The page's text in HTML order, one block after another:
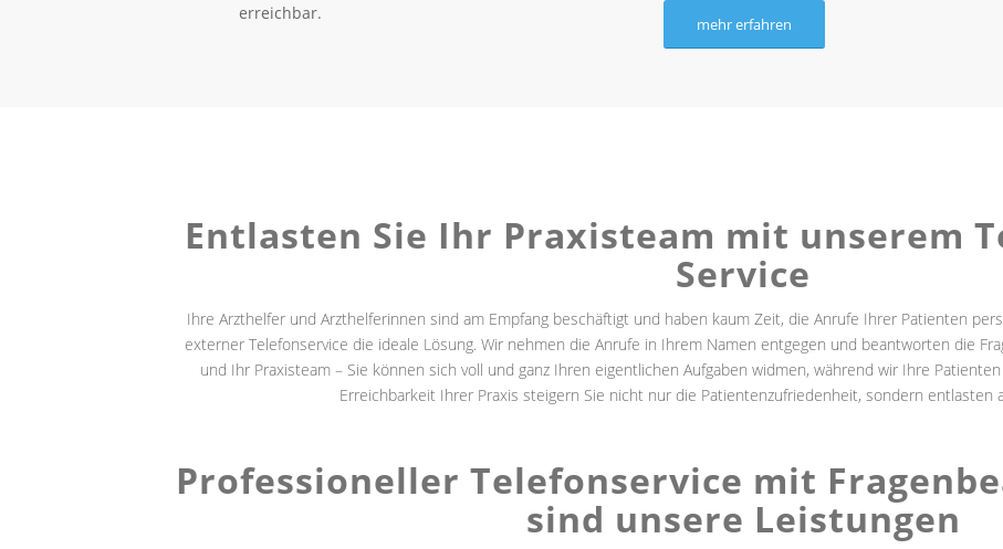
erreichbar.
mehr erfahren
Entlasten Sie Ihr Praxisteam mit unserem
Service
Ihre Arzthelfer und Arzthelferinnen sind am Empfang beschäftigt und haben kaum Zeit, die Anrufe Ihrer Patienten
externer Telefonservice die ideale Lösung. Wir nehmen die Anrufe in Ihrem Namen entgegen und beantworten die
und Ihr Praxisteam – Sie können sich voll und ganz Ihren eigentlichen Aufgaben widmen, während wir Ihre
Erreichbarkeit Ihrer Praxis steigern Sie nicht nur die Patientenzufriedenheit, sondern entlasten
Professioneller Telefonservice mit
sind unsere Leistungen